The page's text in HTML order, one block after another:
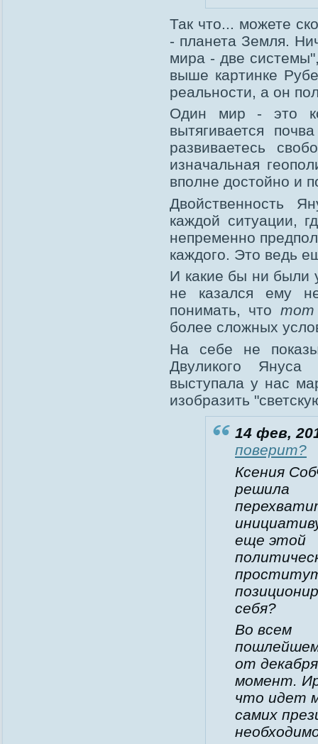
Так что... можете
- планета Земля.
мира - две
выше картинке
реальности, а он
Один мир - это
вытягивается
развиваетесь
изначальная
вполне достойно и
Двойственность
каждой ситуации,
непременно
каждого. Это ведь
И какие бы ни были
не казался ему
понимать, что тот
более сложных
На себе не
Двуликого
выступала у нас
изобразить
14 фев,
поверит?
Ксения
решила
еще этой
себя?
Во всем
от
момент.
что идет
самих